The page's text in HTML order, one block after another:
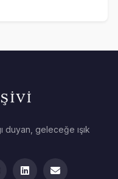
duyan, geleceğe ışık